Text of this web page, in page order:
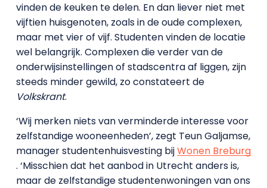
vinden de keuken te delen. En dan liever niet met
vijftien huisgenoten, zoals in de oude complexen,
maar met vier of vijf. Studenten vinden de locatie
wel belangrijk. Complexen die verder van de
onderwijsinstellingen of stadscentra af liggen, zijn
steeds minder gewild, zo constateert de
Volkskrant.
‘Wij merken niets van verminderde interesse voor
zelfstandige wooneenheden’, zegt Teun Galjamse,
manager studentenhuisvesting bijWonen Breburg
. ‘Misschien dat het aanbod in Utrecht anders is,
maar de zelfstandige studentenwoningen van ons